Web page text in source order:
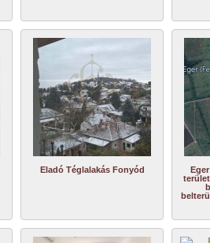
Eladó Téglalakás Fonyód